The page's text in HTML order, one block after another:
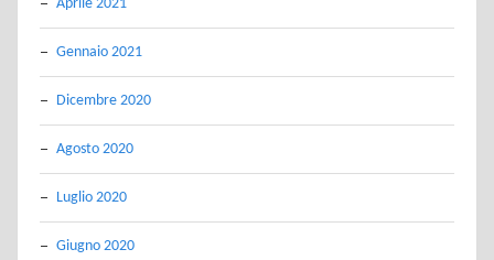
Aprile 2021
Gennaio 2021
Dicembre 2020
Agosto 2020
Luglio 2020
Giugno 2020